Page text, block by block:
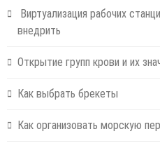
Виртуализация рабочих
внедрить
Открытие групп крови и их
Как выбрать брекеты
Как организовать морскую